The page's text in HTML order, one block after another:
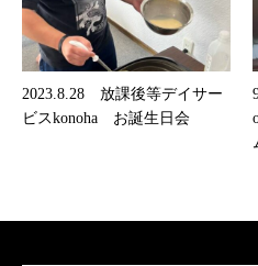
2023.8.28 放課後等デイサー
ビスkonoha お誕生日会